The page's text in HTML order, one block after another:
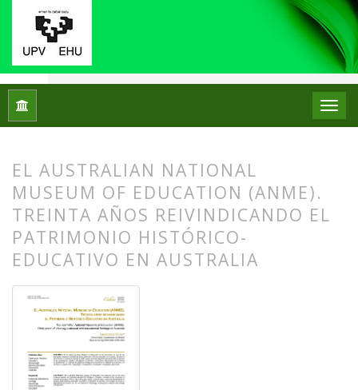
Inicio Centros de Patrimonio
EL AUSTRALIAN NATIONAL
MUSEUM OF EDUCATION (ANME).
TREINTA AÑOS REIVINDICANDO EL
PATRIMONIO HISTÓRICO-
EDUCATIVO EN AUSTRALIA